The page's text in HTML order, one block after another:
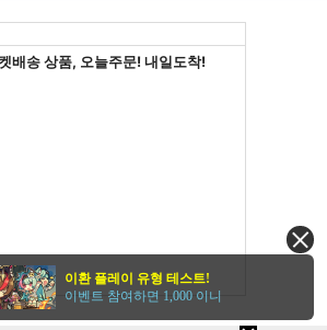
이환 플레이 유형 테스트!
이벤트 참여하면 1,000 이니